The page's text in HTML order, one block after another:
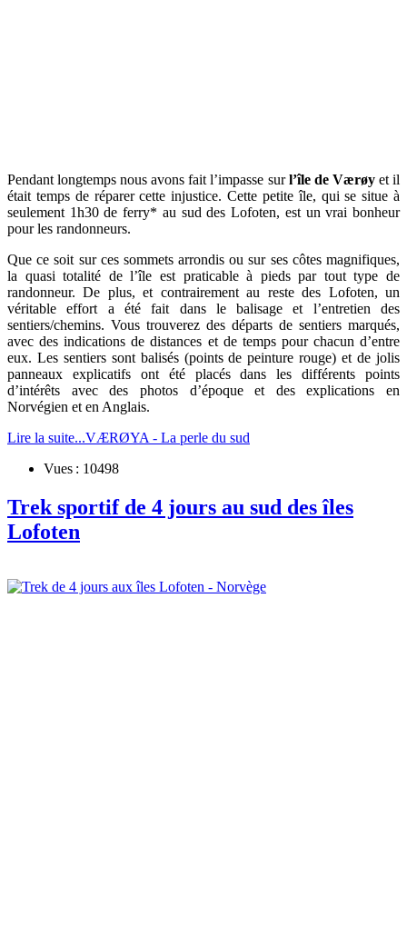
Pendant longtemps nous avons fait l’impasse surl’île de Værøyet il
était temps de réparer cette injustice. Cette petite île, qui se situe à
seulement 1h30 de ferry* au sud des Lofoten, est un vrai bonheur
pour les randonneurs.
Que ce soit sur ces sommets arrondis ou sur ses côtes magnifiques,
la quasi totalité de l’île est praticable à pieds par tout type de
randonneur. De plus, et contrairement au reste des Lofoten, un
véritable effort a été fait dans le balisage et l’entretien des
sentiers/chemins. Vous trouverez des départs de sentiers marqués,
avec des indications de distances et de temps pour chacun d’entre
eux. Les sentiers sont balisés (points de peinture rouge) et de jolis
panneaux explicatifs ont été placés dans les différents points
d’intérêts avec des photos d’époque et des explications en
Norvégien et en Anglais.
Lire la suite...VÆRØYA - La perle du sud
Vues : 10498
Trek sportif de 4 jours au sud des îles
Lofoten